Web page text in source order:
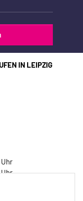
IN LEIPZIG
Uhr
Uhr